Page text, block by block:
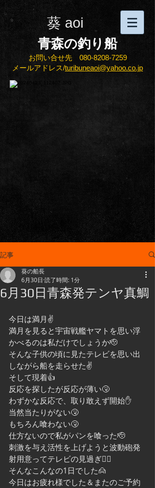
葵 aoi
​青森の釣り船
お問い合せ先080-8208-7259
メールアドレス/turibuneaoi@yahoo.co.jp
記事
6月30日青森発テンヤ真鯛
葵の船長
6月30日 読了時間: 1分
今日は満月✌️
満月を見ると宇宙戦艦ヤマトを思い浮
かべるのは私だけでしょうか🫡
そんな子供の頃に見たテレビを思い出
しながら船を走らせた✌️
そして現着👍
反応を探したが反応が薄い🤧
わずかな反応で、取り敢えず開始✋
当然当たりがない🤧
もちろん喰わない🤧
仕方ないので私がパンを喰った🫡
刺激を与え活性を上げようと波動砲発
射用意ってテレビの見過ぎ😵‍💫
そんなこんなの1日でした🙍
今日はお疲れ様でした＆またのご予約